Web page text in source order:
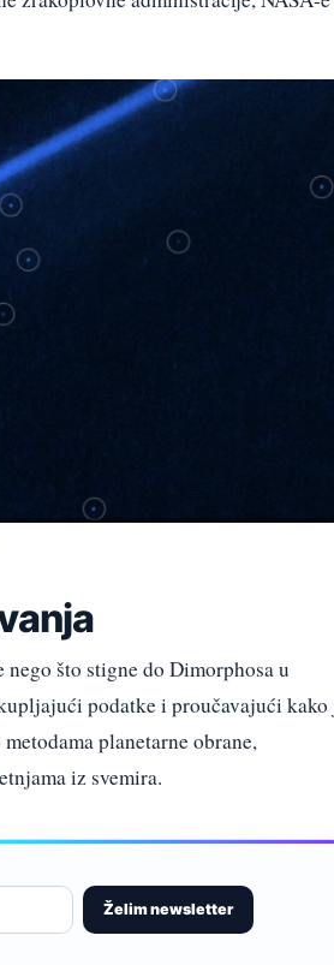
što stigne do Dimorphosa u
podatke i proučavajući kako
planetarne obrane,
iz svemira.
Želim newsletter